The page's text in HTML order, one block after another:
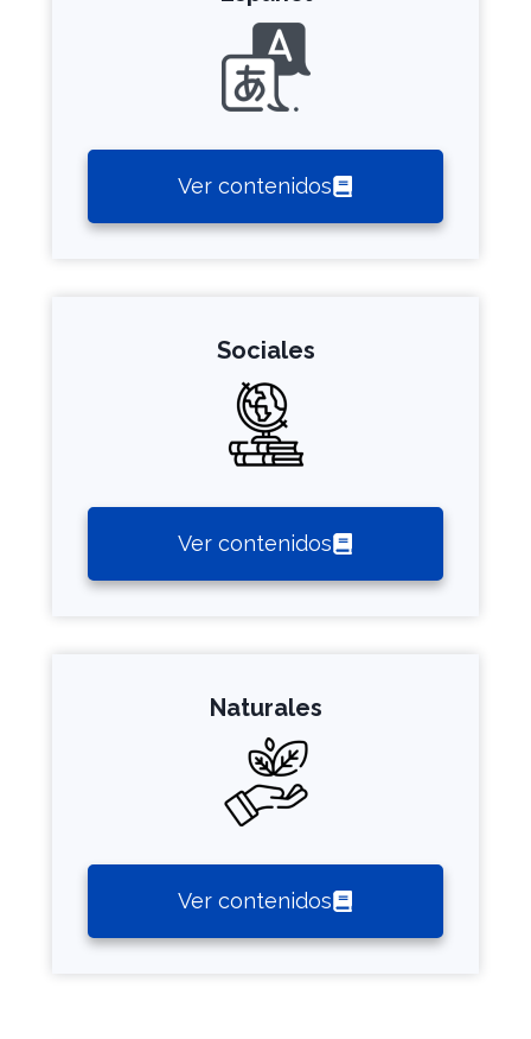
Ver contenidos
Sociales
Ver contenidos
Naturales
Ver contenidos